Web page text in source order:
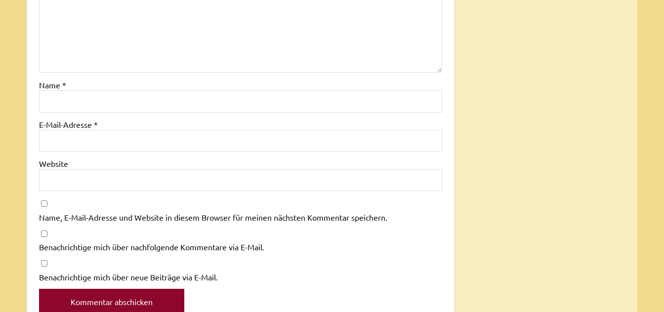
Name *
E-Mail-Adresse *
Website
Name, E-Mail-Adresse und Website in diesem Browser für meinen nächsten Kommentar speichern.
Benachrichtige mich über nachfolgende Kommentare via E-Mail.
Benachrichtige mich über neue Beiträge via E-Mail.